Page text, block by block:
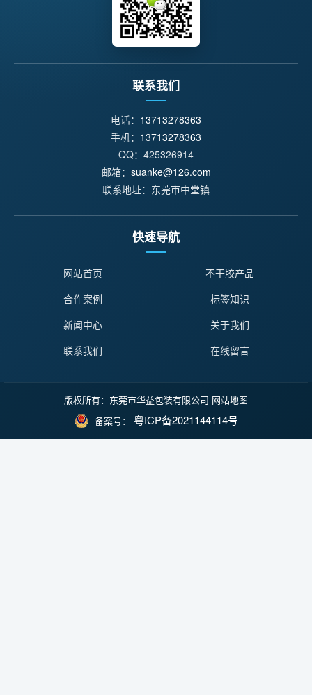
联系我们
电话： 13713278363
手机： 13713278363
QQ：425326914
邮箱： suanke@126.com
联系地址：东莞市中堂镇
快速导航
网站首页
不干胶产品
合作案例
标签知识
新闻中心
关于我们
联系我们
在线留言
版权所有：东莞市华益包装有限公司 网站地图
备案号： 粤ICP备2021144114号